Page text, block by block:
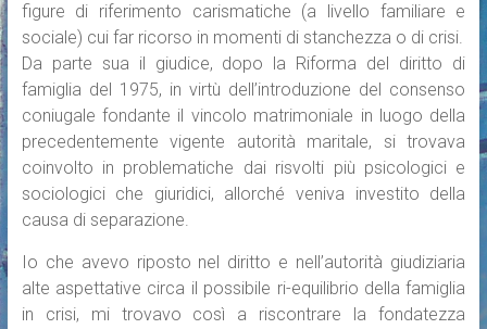
figure di riferimento carismatiche (a livello familiare e
sociale) cui far ricorso in momenti di stanchezza o di crisi.
Da parte sua il giudice, dopo la Riforma del diritto di
famiglia del 1975, in virtù dell’introduzione del consenso
coniugale fondante il vincolo matrimoniale in luogo della
precedentemente vigente autorità maritale, si trovava
coinvolto in problematiche dai risvolti più psicologici e
sociologici che giuridici, allorché veniva investito della
causa di separazione.
Io che avevo riposto nel diritto e nell’autorità giudiziaria
alte aspettative circa il possibile ri-equilibrio della famiglia
in crisi, mi trovavo così a riscontrare la fondatezza